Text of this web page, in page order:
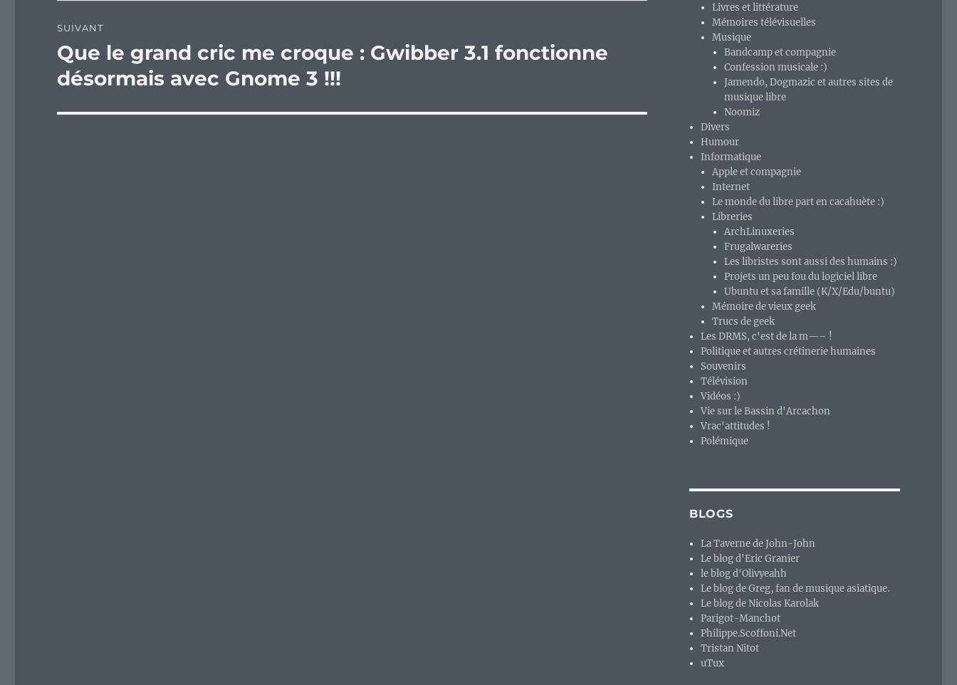
SUIVANT
Publication
suivante :
Que le grand cric me croque : Gwibber 3.1 fonctionne
désormais avec Gnome 3 !!!
Livres et littérature
Mémoires télévisuelles
Musique
Bandcamp et compagnie
Confession musicale :)
Jamendo, Dogmazic et autres sites de
musique libre
Noomiz
Divers
Humour
Informatique
Apple et compagnie
Internet
Le monde du libre part en cacahuète :)
Libreries
ArchLinuxeries
Frugalwareries
Les libristes sont aussi des humains :)
Projets un peu fou du logiciel libre
Ubuntu et sa famille (K/X/Edu/buntu)
Mémoire de vieux geek
Trucs de geek
Les DRMS, c'est de la m—– !
Politique et autres crétinerie humaines
Souvenirs
Télévision
Vidéos :)
Vie sur le Bassin d'Arcachon
Vrac'attitudes !
Polémique
BLOGS
La Taverne de John-John
Le blog d'Eric Granier
le blog d'Olivyeahh
Le blog de Greg, fan de musique asiatique.
Le blog de Nicolas Karolak
Parigot-Manchot
Philippe.Scoffoni.Net
Tristan Nitot
uTux